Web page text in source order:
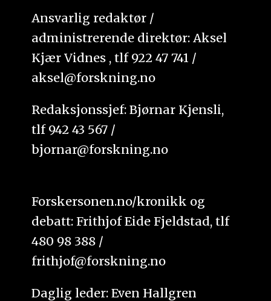
Ansvarlig redaktør /
administrerende direktør: Aksel
Kjær Vidnes , tlf 922 47 741 /
aksel@forskning.no
Redaksjonssjef: Bjørnar Kjensli,
tlf 942 43 567 /
bjornar@forskning.no
Forskersonen.no/kronikk og
debatt: Frithjof Eide Fjeldstad, tlf
480 98 388 /
frithjof@forskning.no
Daglig leder: Even Hallgren